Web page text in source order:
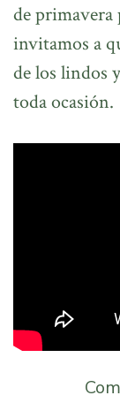
de
invitamos a
de los lindos
toda ocasión.